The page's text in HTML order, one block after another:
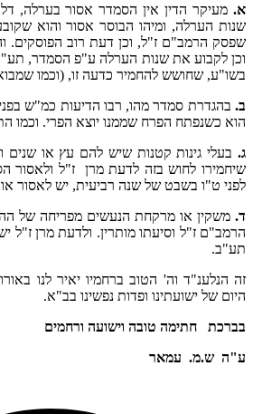
א. מעיקר הדין אין הסמדר אסור בערלה,
שנות הערלה, ומיהו הבוסר אסור והוא
שפסק הרמב"ם ז"ל, וכן דעת רוב הפוסקים.
וכן לקבוע את שנות הערלה ע"פ הסמדר,
בשו"ע, שחושש להחמיר כדעה זו, (וכמו
ב. בהגדרת סמדר מהו, רבו הדיעות כמ"ש
הוא כשנפתח הפרח שממנו יוצא הפרי. וכמו
ג. בעלי גינות קטנות שיש להם עץ או שנים
שיחמירו לחוש בזה לדעת מרן ז"ל ולאסור
לפני ט"ו בשבט של שנה רביעית, יש לאסור
ד. משקין או מרקחת הנעשים מפריחה של
הרמב"ם ז"ל וסיעתו מותרין. ולדעת מרן ז"ל
תע"ב.
זה הנלענ"ד וה' הטוב ברחמיו יאיר לנו
היום של ישועתינו ופדות נפשינו בב"א.
בברכת חתימה טובה וישועה ורחמים
ע"ה ש.מ. עמאר